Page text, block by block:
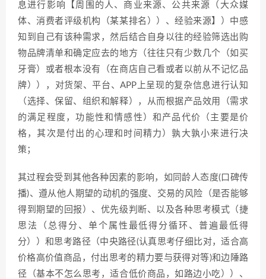
息进行影响【周围的人、商业来源、公共来源（大众媒
体、消费者评级机构（某某排名））、经验来源】）中感
知到自己有该种需求，然后结合自身以往的经验筛选出购
物品牌清单和确定应去的地方（往往只有少数几个（如买
牙膏）或者根本没有（在商店自己看或者以前从不记忆品
牌）），对货架、平台、APP上呈现的复杂信息进行认知
（选择、保留、组织和解释），从而根据产品效用（需求
的满足程度，功能性和情感性）和产品代价（主要是价
格，其次是付出的心理和时间精力）孰大孰小来进行决
策；
其过程会受到其他各种因素的影响，如同龄人态度(口碑传
播)、遵从他人期望的动机的强度、交易的风险（是否能够
得到期望的回报）、优先级判断、以及各种思考模式（捷
思法（总得分、单个属性最低得分循环、普遍最低得
分））和思考路径（中央路径(认真思考仔细比对，适合高
价格高价值商品，付出思考的精力要与获得对等)和边陲路
径（基本不怎么思考，适合低价商品，如路边小吃））、